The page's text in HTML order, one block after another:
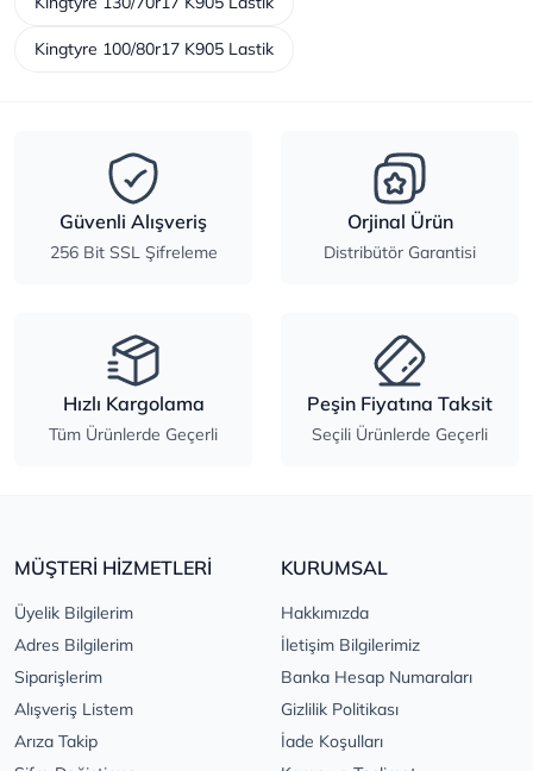
Kingtyre 100/80r17 K905 Lastik
Güvenli Alışveriş
256 Bit SSL Şifreleme
Orjinal Ürün
Distribütör Garantisi
Hızlı Kargolama
Tüm Ürünlerde Geçerli
Peşin Fiyatına Taksit
Seçili Ürünlerde Geçerli
MÜŞTERİ HİZMETLERİ
Üyelik Bilgilerim
Adres Bilgilerim
Siparişlerim
Alışveriş Listem
Arıza Takip
KURUMSAL
Hakkımızda
İletişim Bilgilerimiz
Banka Hesap Numaraları
Gizlilik Politikası
İade Koşulları